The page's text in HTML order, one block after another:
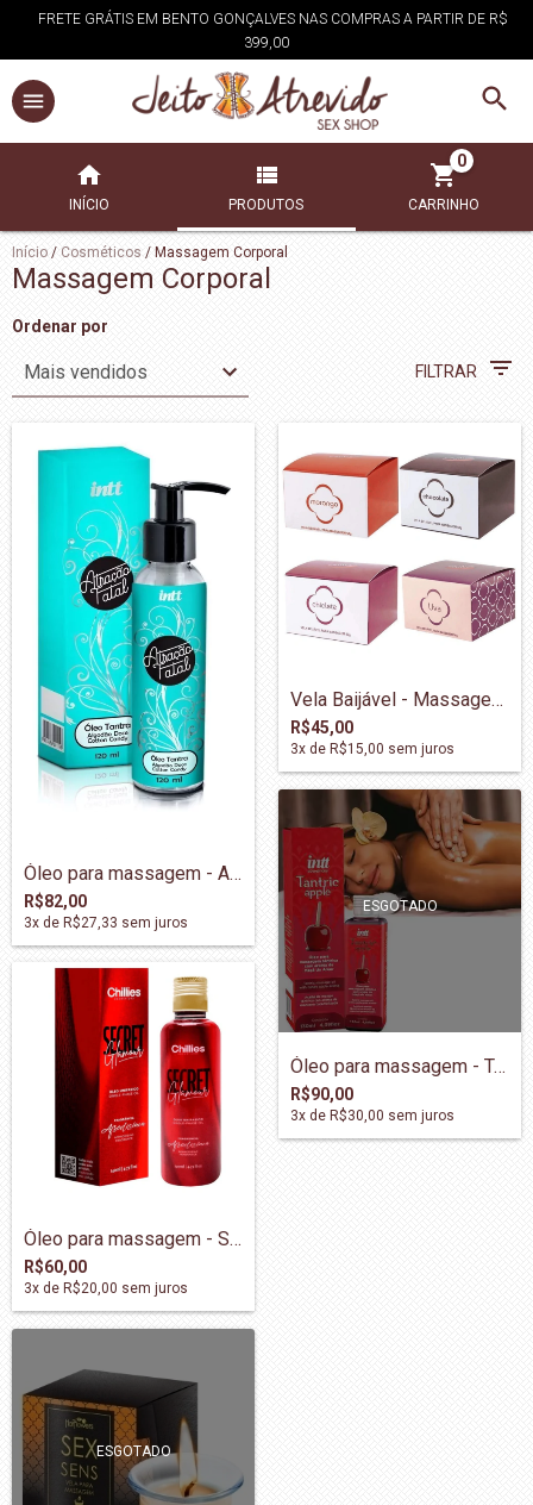
FRETE GRÁTIS EM BENTO GONÇALVES NAS COMPRAS A PARTIR DE R$
399,00
INÍCIO PRODUTOS CARRINHO
0
Início / Cosméticos / Massagem Corporal
Massagem Corporal
Ordenar por
FILTRAR
Óleo para massagem - Atração Fatal
R$82,00
3x de R$27,33 sem juros
Vela Baijável - Massagem - Morango
R$45,00
3x de R$15,00 sem juros
Óleo para massagem - Secret
R$60,00
3x de R$20,00 sem juros
ESGOTADO
Óleo para massagem - Tantric Apple
R$90,00
3x de R$30,00 sem juros
ESGOTADO